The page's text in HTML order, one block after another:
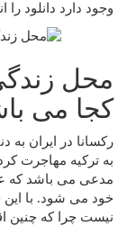
وجود دارد دانلود را
محل
کجا می
رکسانا در ایران
به ترکیه مهاجرت
مدعی می باشد که
خود می شود. با این
نیست چرا که چنین